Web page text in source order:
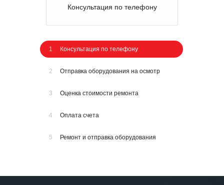
Консультация по телефону
1 Консультация по телефону
2 Отправка оборудования на осмотр
3 Оценка стоимости ремонта
4 Оплата счета
5 Ремонт и отправка оборудования